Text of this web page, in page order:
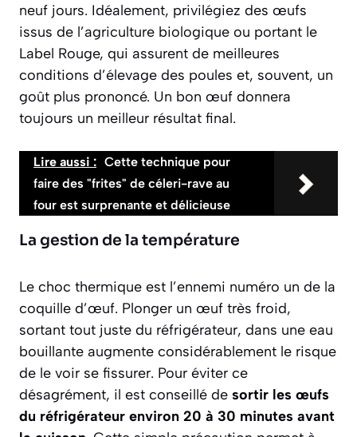
neuf jours. Idéalement, privilégiez des œufs
issus de l’agriculture biologique ou portant le
Label Rouge, qui assurent de meilleures
conditions d’élevage des poules et, souvent, un
goût plus prononcé. Un bon œuf donnera
toujours un meilleur résultat final.
Lire aussi : Cette technique pour
faire des "frites" de céleri-rave au
four est surprenante et délicieuse
La gestion de la température
Le choc thermique est l’ennemi numéro un de la
coquille d’œuf. Plonger un œuf très froid,
sortant tout juste du réfrigérateur, dans une eau
bouillante augmente considérablement le risque
de le voir se fissurer. Pour éviter ce
désagrément, il est conseillé de sortir les œufs
du réfrigérateur environ 20 à 30 minutes avant